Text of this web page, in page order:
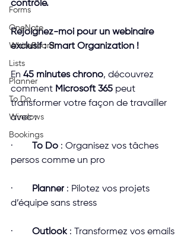
Forms
OneNote
WhiteBoard
Lists
Planner
To Do
Windows
Bookings
contrôle.
Rejoignez-moi pour un webinaire
exclusif : Smart Organization !
En 45 minutes chrono, découvrez
comment Microsoft 365 peut
transformer votre façon de travailler
avec :
· To Do : Organisez vos tâches
persos comme un pro
· Planner : Pilotez vos projets
d’équipe sans stress
· Outlook : Transformez vos emails